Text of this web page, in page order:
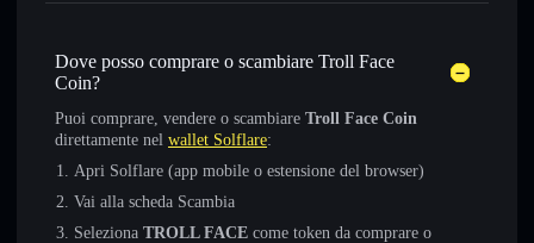
Dove posso comprare o scambiare Troll Face
Coin?
Puoi comprare, vendere o scambiare Troll Face Coin
direttamente nel wallet Solflare:
Apri Solflare (app mobile o estensione del browser)
Vai alla scheda Scambia
Seleziona TROLL FACE come token da comprare o